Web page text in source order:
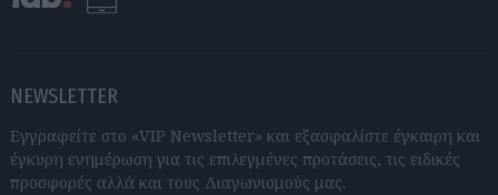
NEWSLETTER
Εγγραφείτε στο «VIP Newsletter» και εξασφαλίστε έγκαιρη και
έγκυρη ενημέρωση για τις επιλεγμένες προτάσεις, τις ειδικές
προσφορές αλλά και τους Διαγωνισμούς μας.